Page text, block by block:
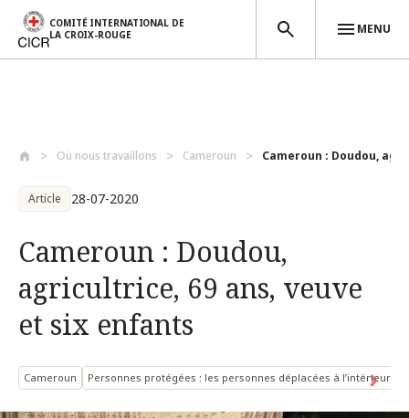
COMITÉ INTERNATIONAL DE
LA CROIX-ROUGE
MENU
Où nous travaillons Cameroun Cameroun : Doudou,
Article 28-07-2020
Cameroun : Doudou,
agricultrice, 69 ans, veuve
et six enfants
Cameroun Personnes protégées : les personnes déplacées à l’intérieur